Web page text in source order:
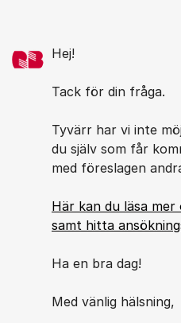
Hej!
Tack för din fråga.
Tyvärr har vi inte
du själv som får
med föreslagen
Här kan du läsa
samt hitta
Ha en bra dag!
Med vänlig hälsning,